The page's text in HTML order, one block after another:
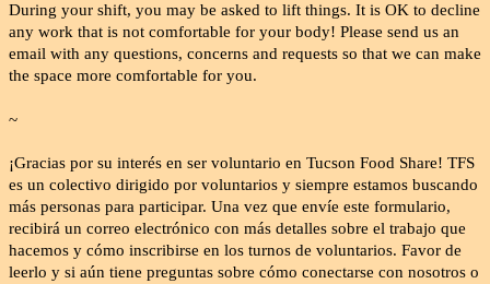
During your shift, you may be asked to lift things. It is OK to decline
any work that is not comfortable for your body! Please send us an
email with any questions, concerns and requests so that we can make
the space more comfortable for you.
~
¡Gracias por su interés en ser voluntario en Tucson Food Share! TFS
es un colectivo dirigido por voluntarios y siempre estamos buscando
más personas para participar. Una vez que envíe este formulario,
recibirá un correo electrónico con más detalles sobre el trabajo que
hacemos y cómo inscribirse en los turnos de voluntarios. Favor de
leerlo y si aún tiene preguntas sobre cómo conectarse con nosotros o